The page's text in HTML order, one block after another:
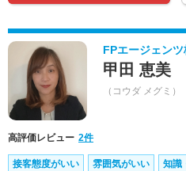
FPエージェン
甲田 恵美
（コウダ メグミ）
高評価レビュー 2件
接客態度がいい 雰囲気がいい 知識